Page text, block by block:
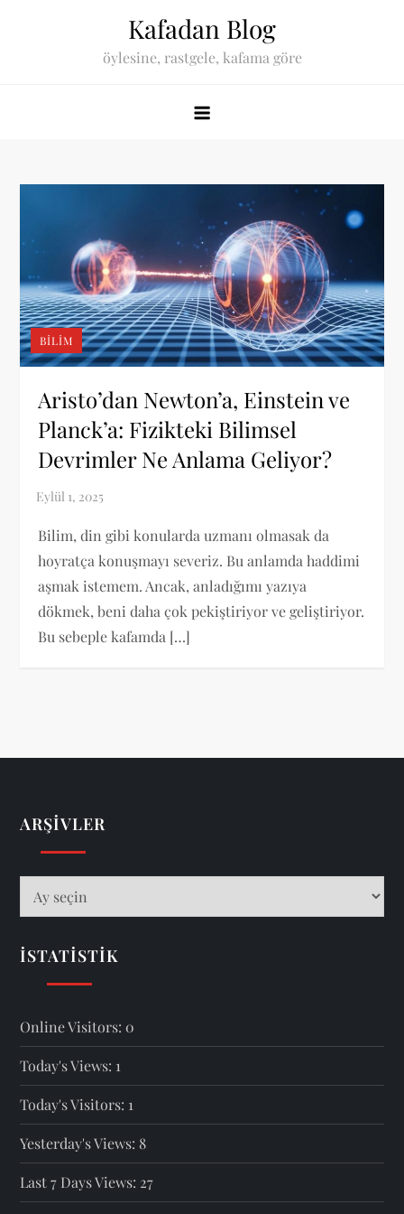
Kafadan Blog
öylesine, rastgele, kafama göre
BILIM
Aristo’dan Newton’a, Einstein ve
Planck’a: Fizikteki Bilimsel
Devrimler Ne Anlama Geliyor?
Bilim, din gibi konularda uzmanı olmasak da
hoyratça konuşmayı severiz. Bu anlamda haddimi
aşmak istemem. Ancak, anladığımı yazıya
dökmek, beni daha çok pekiştiriyor ve geliştiriyor.
Bu sebeple kafamda […]
ARŞIVLER
İSTATISTIK
Online Visitors: 0
Today's Views: 1
Today's Visitors: 1
Yesterday's Views:8
Last 7 Days Views: 27